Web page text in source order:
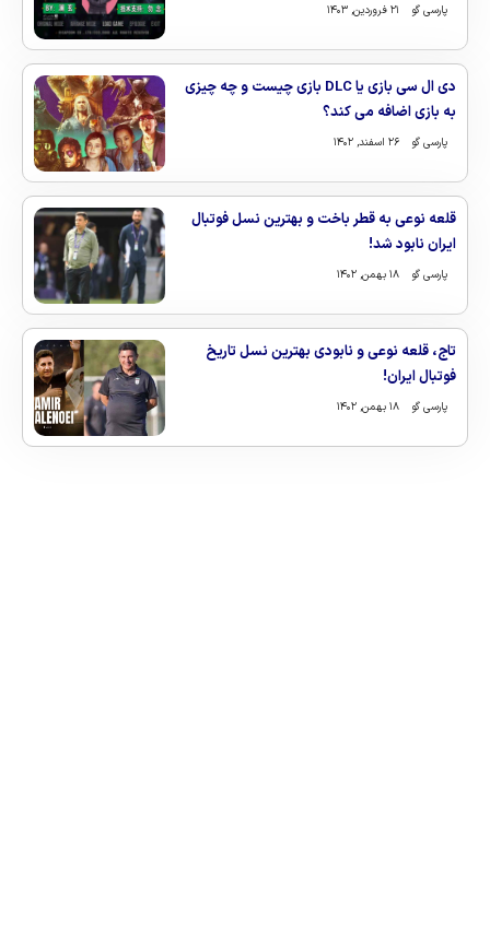
پارسی گو ۲۱ فروردین, ۱۴۰۳
دی ال سی بازی یا DLC بازی چیست و چه چیزی
به بازی اضافه می کند؟
پارسی گو ۲۶ اسفند, ۱۴۰۲
قلعه نوعی به قطر باخت و بهترین نسل فوتبال
ایران نابود شد!
پارسی گو ۱۸ بهمن, ۱۴۰۲
تاج، قلعه نوعی و نابودی بهترین نسل تاریخ
فوتبال ایران!
پارسی گو ۱۸ بهمن, ۱۴۰۲